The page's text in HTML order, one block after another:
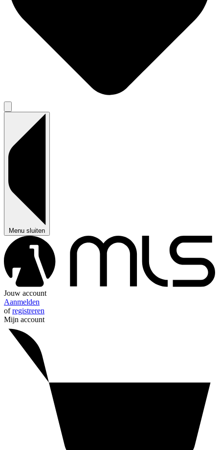
Menu sluiten
Jouw account
Aanmelden
ofregistreren
Mijn account